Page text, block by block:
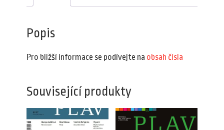
Popis
Pro bližší informace se podívejte na obsah čísla
Související produkty